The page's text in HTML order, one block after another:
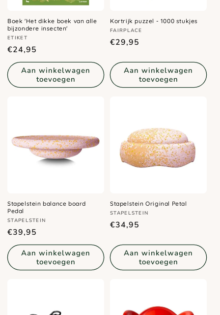
Boek 'Het dikke boek van alle
bijzondere insecten'
Verkoper:
ETIKET
Normale
prijs
€24,95
Aan winkelwagen
toevoegen
Kortrijk puzzel - 1000 stukjes
Verkoper:
FAIRPLACE
Normale
€29,95
Aan winkelwagen
toevoegen
Stapelstein balance board
Pedal
Verkoper:
STAPELSTEIN
Normale
prijs
€39,95
Aan winkelwagen
toevoegen
Stapelstein Original Petal
Verkoper:
STAPELSTEIN
Normale
€34,95
Aan winkelwagen
toevoegen